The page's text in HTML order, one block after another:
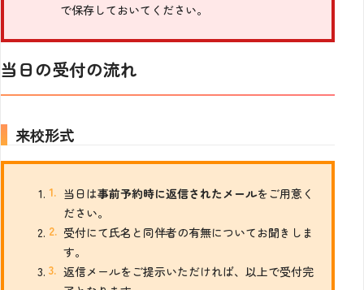
で保存しておいてください。
当日の受付の流れ
来校形式
当日は事前予約時に返信されたメールをご用意く
ださい。
受付にて氏名と同伴者の有無についてお聞きしま
す。
返信メールをご提示いただければ、以上で受付完